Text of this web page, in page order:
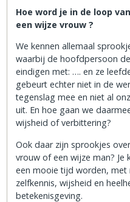
Hoe word je in de loop
een wijze vrouw ?
We kennen allemaal
waarbij de hoofdpersoon
eindigen met: …. en ze
gebeurt echter niet in de
tegenslag mee en niet al
uit. En hoe gaan we
wijsheid of verbittering?
Ook daar zijn sprookjes
vrouw of een wijze man? Je
een mooie tijd worden, met
zelfkennis, wijsheid en
betekenisgeving.